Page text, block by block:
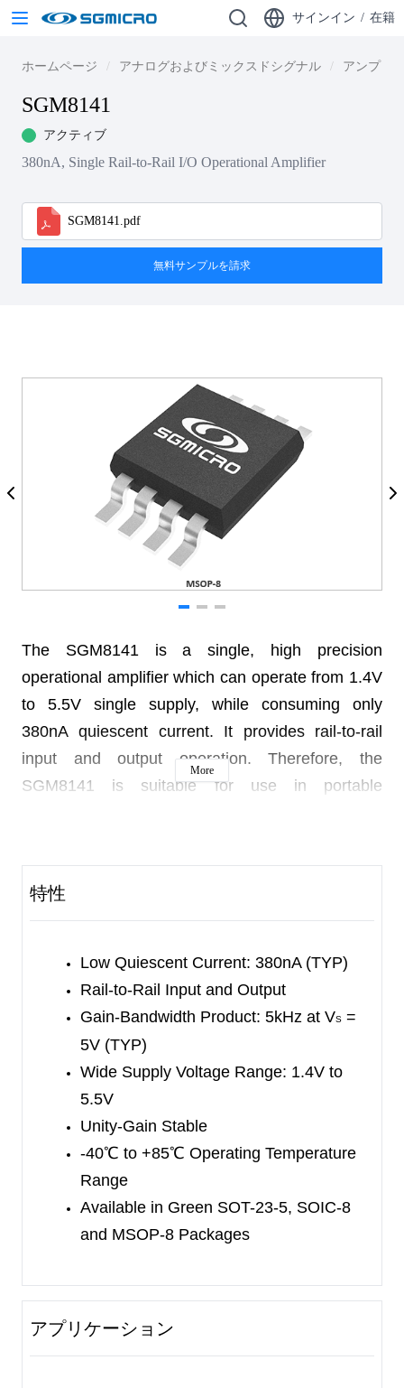
サインイン / 在籍
ホームページ アナログおよびミックスドシグナル アンプ
SGM8141
アクティブ
380nA, Single Rail-to-Rail I/O Operational Amplifier
SGM8141.pdf
無料サンプルを請求
The SGM8141 is a single, high precision
operational amplifier which can operate from 1.4V
to 5.5V single supply, while consuming only
380nA quiescent current. It provides rail-to-rail
input and output operation. Therefore, the
SGM8141 is suitable for use in portable
5kHz gain-bandwidth product. It is designed to
conditioning sensor signal.
The SGM8141 is available in Green SOT-23-5,
an ambient temperature range of -40
More
特性
Low Quiescent Current: 380nA (TYP)
Rail-to-Rail Input and Output
Gain-Bandwidth Product: 5kHz at VS =
5V (TYP)
Wide Supply Voltage Range: 1.4V to
5.5V
Unity-Gain Stable
-40℃ to +85℃ Operating Temperature
Range
Available in Green SOT-23-5, SOIC-8
and MSOP-8 Packages
アプリケーション